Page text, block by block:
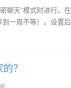
聊天”模式时进行。
一周不等）。设置
？